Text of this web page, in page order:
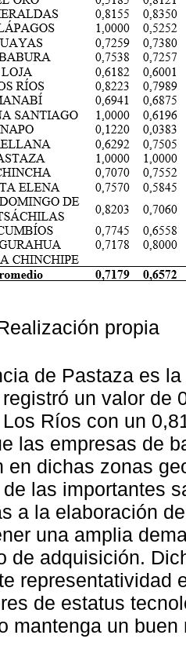
propia
de Pastaza es
un valor de
Ríos con un
las empresas de
en dichas zonas
las importantes
a la elaboración
una amplia
de adquisición.
representatividad
de estatus
mantenga un